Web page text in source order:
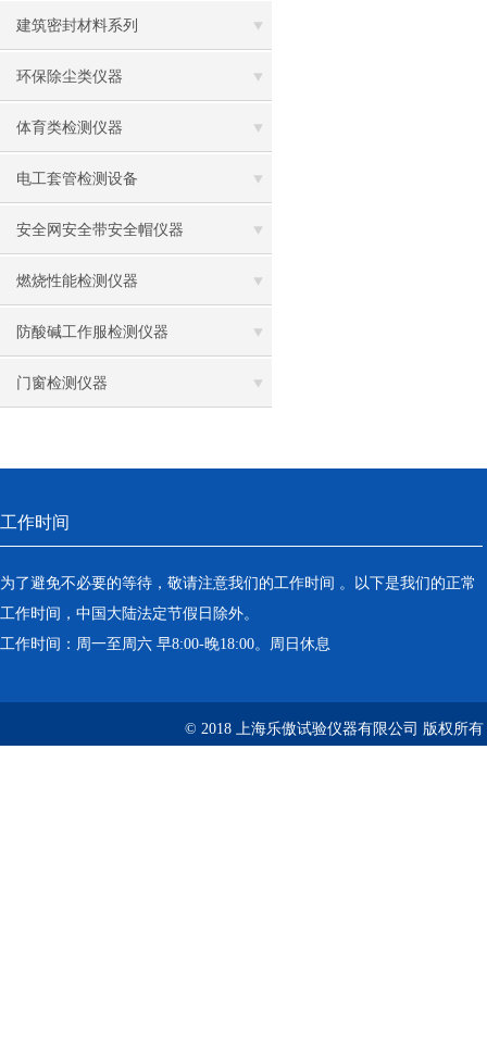
建筑密封材料系列
环保除尘类仪器
体育类检测仪器
电工套管检测设备
安全网安全带安全帽仪器
燃烧性能检测仪器
防酸碱工作服检测仪器
门窗检测仪器
工作时间
为了避免不必要的等待，敬请注意我们的工作时间 。以下是我们的正常
工作时间，中国大陆法定节假日除外。
工作时间：周一至周六 早8:00-晚18:00。周日休息
© 2018 上海乐傲试验仪器有限公司 版权所